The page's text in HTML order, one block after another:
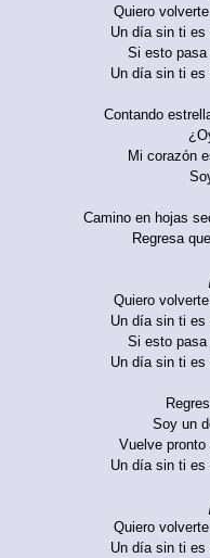
Quiero
Un día sin ti es
Si esto
Un día sin ti es
Contando
Mi corazón
Camino en hojas
Regresa
Quiero
Un día sin ti es
Si esto
Un día sin ti es
Soy un
Vuelve
Un día sin ti es
Quiero
Un día sin ti es